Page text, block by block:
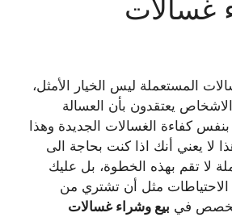
غسالات
المستعملة ليس الخيار الأمثل،
يعتقدون بأن العسالة
كفاءة الغسالات الجديدة وهذا
لا يعني أنك اذا كنت بحاجة الى
لا تقم بهذه الخطوة، بل عليك
الاحتياطات مثل أن تشتري من
في بيع وشراء غسالات